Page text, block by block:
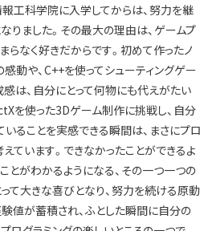
工科学院に入学してからは、努力を継
りました。その最大の理由は、ゲームプ
らなく好きだからです。初めて作ったノ
動や、C++を使ってシューティングゲー
は、自分にとって何物にも代えがたい
を使った3Dゲーム制作に挑戦し、自分
ることを実感できる瞬間は、まさにプロ
ています。できなかったことができるよ
とがわかるようになる、その一つ一つの
て大きな喜びとなり、努力を続ける原動
値が蓄積され、ふとした瞬間に自分の